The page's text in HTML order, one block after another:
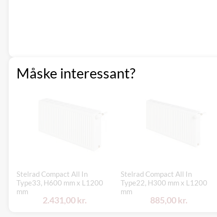
Måske interessant?
Stelrad Compact All In
Type33, H600 mm x L1200
mm
2.431,00 kr.
Stelrad Compact All In
Type22, H300 mm x L1200
mm
885,00 kr.